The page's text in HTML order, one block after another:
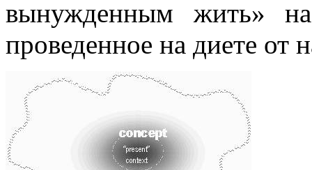
вынужденным жить»
проведенное на диете от